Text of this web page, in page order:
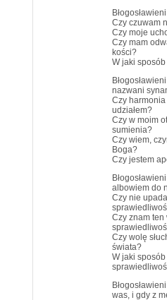
Czy czuwam
Czy moje
Czy mam
kości?
W jaki
nazwani
Czy
udziałem?
Czy w moim
sumienia?
Czy wiem,
Boga?
Czy jestem
albowiem do
Czy nie
Czy znam
Czy wolę
świata?
W jaki
was, i gdy z